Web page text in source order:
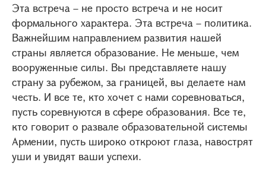
Эта встреча – не просто встреча и не носит
формального характера. Эта встреча – политика.
Важнейшим направлением развития нашей
страны является образование. Не меньше, чем
вооруженные силы. Вы представляете нашу
страну за рубежом, за границей, вы делаете нам
честь. И все те, кто хочет с нами соревноваться,
пусть соревнуются в сфере образования. Все те,
кто говорит о развале образовательной системы
Армении, пусть широко откроют глаза, навострят
уши и увидят ваши успехи.